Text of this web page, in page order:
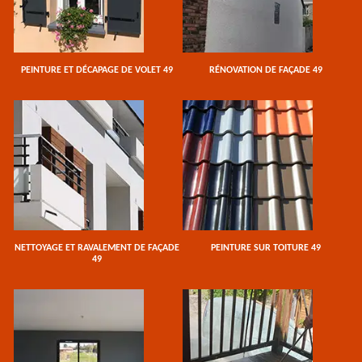
PEINTURE ET DÉCAPAGE DE VOLET 49 RÉNOVATION DE FAÇADE 49
NETTOYAGE ET RAVALEMENT DE FAÇADE
49
PEINTURE SUR TOITURE 49